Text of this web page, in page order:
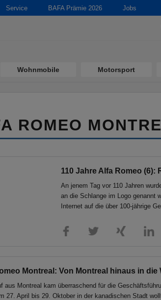
Service BAFA Prämie 2026 Jobs
Wohnmobile Motorsport
ROMEO
110 Jahre Alfa Romeo
An jenem Tag vor 110 Jahren
an die Schlange im Logo genannt
Internet auf die über 100-jährige
Montreal: Von Montreal hinaus in die
aus Montreal kam überraschend für die
27. April bis 29. Oktober in der kanadischen Stadt